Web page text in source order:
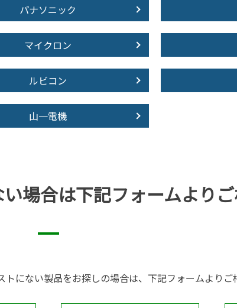
パナソニック
マイクロン
ルビコン
山一電機
場合は下記フォームより
にない製品をお探しの場合は、下記フォームよりご